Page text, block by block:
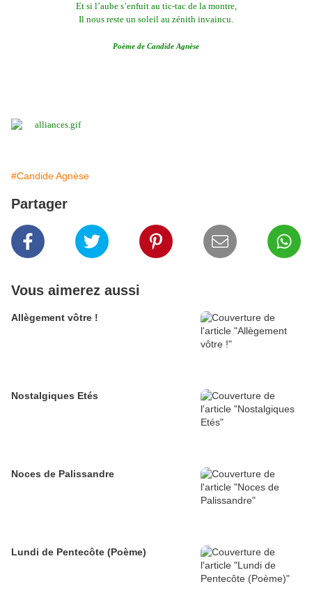
Et si l’aube s’enfuit au tic-tac de la montre,
Il nous reste un soleil au zénith invaincu.
Poème de Candide Agnèse
#Candide Agnèse
Partager
Vous aimerez aussi
Allègement vôtre !
Nostalgiques Etés
Noces de Palissandre
Lundi de Pentecôte (Poème)